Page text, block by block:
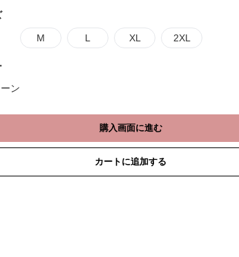
M L XL 2XL
ン
購入画面に進む
カートに追加する